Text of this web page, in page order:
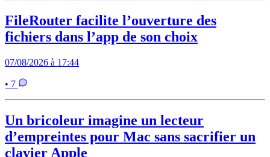
FileRouter facilite l’ouverture des
fichiers dans l’app de son choix
07/08/2026 à 17:44
• 7
Un bricoleur imagine un lecteur
d’empreintes pour Mac sans sacrifier un
clavier Apple